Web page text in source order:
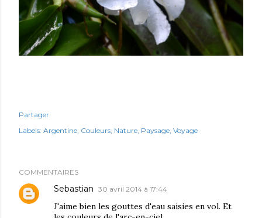
Partager
Labels: Argentine Couleurs Nature Paysage Voyage
COMMENTAIRES
Sebastian 30 avril 2014 à 17:44
J'aime bien les gouttes d'eau saisies en vol. Et